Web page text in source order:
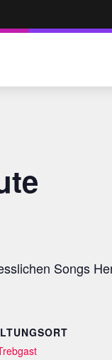
Songs